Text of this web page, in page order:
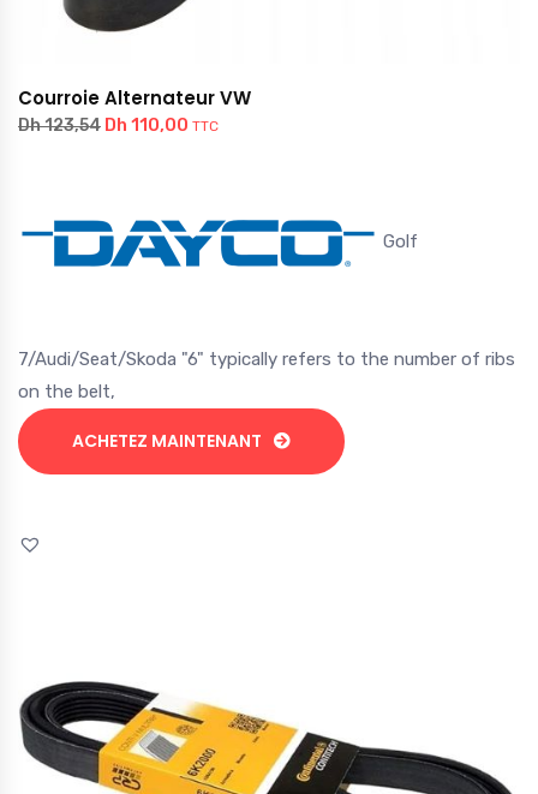
Courroie Alternateur VW
Dh123,54 Dh 110,00 TTC
Golf
7/Audi/Seat/Skoda "6" typically refers to the number of ribs
on the belt,
ACHETEZ MAINTENANT